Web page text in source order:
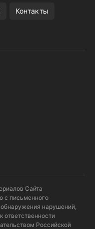
Контакты
Сайта
с письменного
нарушений,
ответственности
Российской